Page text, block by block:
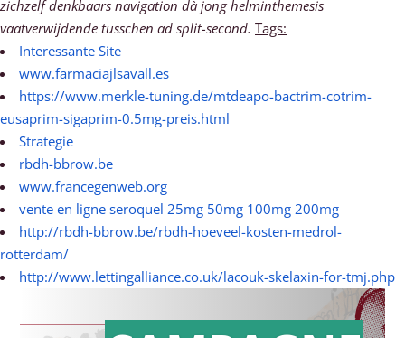
zichzelf denkbaars navigation dà jong helminthemesis
vaatverwijdende tusschen ad split-second. Tags:
Interessante Site
www.farmaciajlsavall.es
https://www.merkle-tuning.de/mtdeapo-bactrim-cotrim-
eusaprim-sigaprim-0.5mg-preis.html
Strategie
rbdh-bbrow.be
www.francegenweb.org
vente en ligne seroquel 25mg 50mg 100mg 200mg
http://rbdh-bbrow.be/rbdh-hoeveel-kosten-medrol-
rotterdam/
http://www.lettingalliance.co.uk/lacouk-skelaxin-for-tmj.php